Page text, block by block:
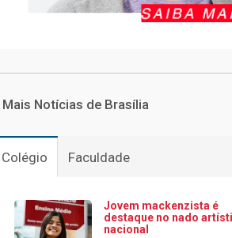
Mais Notícias de Brasília
Colégio Faculdade
Jovem mackenzista é
destaque no nado
nacional